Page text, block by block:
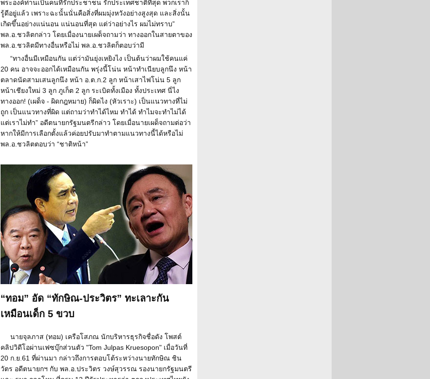
พระองค์ท่านเป็นคนที่รักประชาชน รักประเทศชาติที่สุด พวกเราก็
รู้ดีอยู่แล้ว เพราะฉะนั้นนั่นคือสิ่งที่ผมมุ่งหวังอย่างสูงสุด และสิ่งนั้น
เกิดขึ้นอย่างแน่นอน แน่นอนที่สุด แต่ว่าอย่างไร ผมไม่ทราบ”
พล.อ.ชวลิตกล่าว โดยเมื่องนายเผด็จถามว่า ทางออกในสายตาของ
พล.อ.ชวลิตมีทางอื่นหรือไม่ พล.อ.ชวลิตก็ตอบว่ามี
“ทางอื่นมีเหมือนกัน แต่ว่ามันยุ่งเหยิงไง เป็นต้นว่าผมใช้คนแค่
20 คน อาจจะออกได้เหมือนกัน พรุ่งนี้โน่น หน้าทำเนียบลูกนึง หน้า
ตลาดนัดสามเสนลูกนึง หน้า อ.ต.ก.2 ลูก หน้าเสาไฟโน่น 5 ลูก
หน้าเชียงใหม่ 3 ลูก ภูเก็ต 2 ลูก ระเบิดทั้งเมือง ทั้งประเทศ นี่ไง
ทางออก! (เผด็จ - ผิดกฎหมาย) ก็ผิดไง (หัวเราะ) เป็นแนวทางที่ไม่
ถูก เป็นแนวทางที่ผิด แต่ถามว่าทำได้ไหม ทำได้ ทำไมจะทำไม่ได้
แต่เราไม่ทำ” อดีตนายกรัฐมนตรีกล่าว โดยเมื่อนายเผด็จถามต่อว่า
หากให้มีการเลือกตั้งแล้วค่อยปรับมาทำตามแนวทางนี้ได้หรือไม่
พล.อ.ชวลิตตอบว่า “ชาติหน้า”
“ทอม” อัด “ทักษิณ-ประวิตร” ทะเลาะกัน
เหมือนเด็ก 5 ขวบ
นายจุลภาส (ทอม) เครือโสภณ นักบริหารธุรกิจชื่อดัง โพสต์
คลิปวิดีโอผ่านเฟซบุ๊กส่วนตัว "Tom Julpas Kruesopon" เมื่อวันที่
20 ก.ย.61 ที่ผ่านมา กล่าวถึงการตอบโต้ระหว่างนายทักษิณ ชิน
วัตร อดีตนายกฯ กับ พล.อ.ประวิตร วงษ์สุวรรณ รองนายกรัฐมนตรี